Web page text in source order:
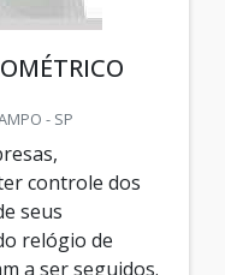
- SP
controle dos
seus
relógio de
a ser seguidos.